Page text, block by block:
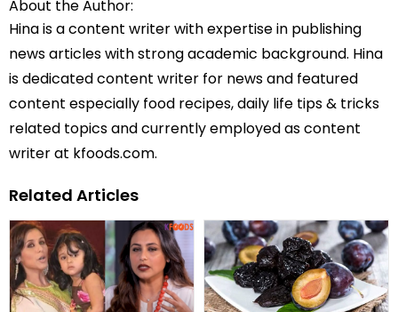
About the Author:
Hina is a content writer with expertise in publishing
news articles with strong academic background. Hina
is dedicated content writer for news and featured
content especially food recipes, daily life tips & tricks
related topics and currently employed as content
writer at kfoods.com.
Related Articles